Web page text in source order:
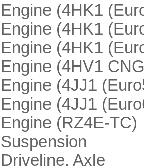
Engine (4HK1
Engine (4HK1
Engine (4HK1
Engine (4HV1
Engine (4JJ1
Engine (4JJ1
Engine (RZ4E-TC)
Suspension
Driveline, Axle